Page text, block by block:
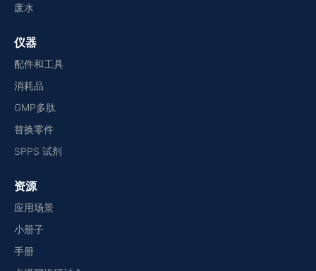
废水
仪器
配件和工具
消耗品
GMP多肽
替换零件
SPPS 试剂
资源
应用场景
小册子
手册